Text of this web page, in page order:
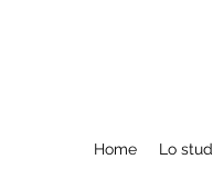
Home Lo